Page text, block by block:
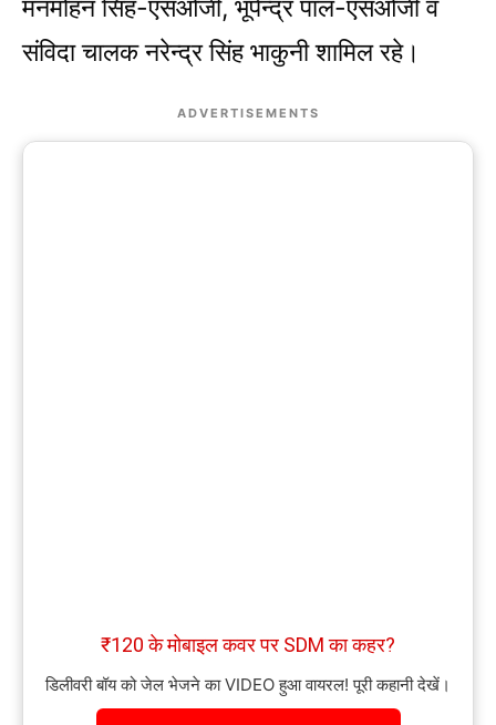
मनमोहन सिंह-एसओजी, भूपेन्द्र पाल-एसओजी व
संविदा चालक नरेन्द्र सिंह भाकुनी शामिल रहे।
ADVERTISEMENTS
₹120 के मोबाइल कवर पर SDM का कहर?
डिलीवरी बॉय को जेल भेजने का VIDEO हुआ वायरल! पूरी कहानी देखें।